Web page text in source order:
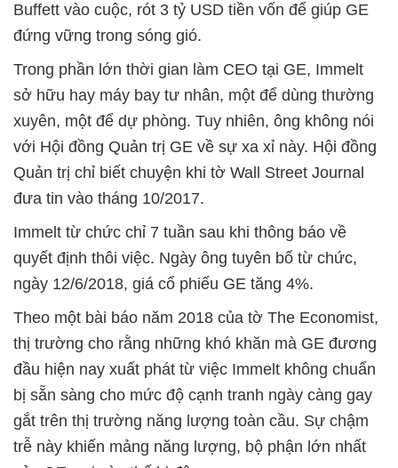
Buffett vào cuộc, rót 3 tỷ USD tiền vốn để giúp GE
đứng vững trong sóng gió.
Trong phần lớn thời gian làm CEO tại GE, Immelt
sở hữu hay máy bay tư nhân, một để dùng thường
xuyên, một để dự phòng. Tuy nhiên, ông không nói
với Hội đồng Quản trị GE về sự xa xỉ này. Hội đồng
Quản trị chỉ biết chuyện khi tờ Wall Street Journal
đưa tin vào tháng 10/2017.
Immelt từ chức chỉ 7 tuần sau khi thông báo về
quyết định thôi việc. Ngày ông tuyên bố từ chức,
ngày 12/6/2018, giá cổ phiếu GE tăng 4%.
Theo một bài báo năm 2018 của tờ The Economist,
thị trường cho rằng những khó khăn mà GE đương
đầu hiện nay xuất phát từ việc Immelt không chuẩn
bị sẵn sàng cho mức độ cạnh tranh ngày càng gay
gắt trên thị trường năng lượng toàn cầu. Sự chậm
trễ này khiến mảng năng lượng, bộ phận lớn nhất